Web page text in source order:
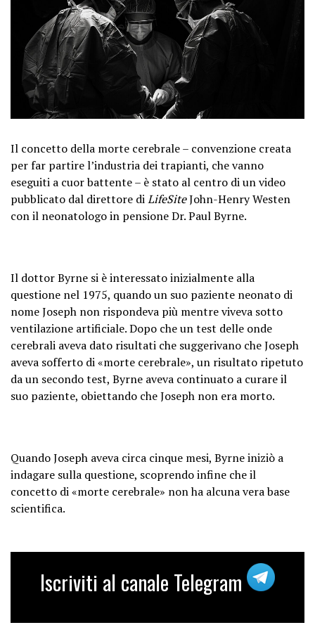
Il concetto della morte cerebrale – convenzione creata
per far partire l’industria dei trapianti, che vanno
eseguiti a cuor battente – è stato al centro di un video
pubblicato dal direttore diLifeSiteJohn-Henry Westen
con il neonatologo in pensione Dr. Paul Byrne.
Il dottor Byrne si è interessato inizialmente alla
questione nel 1975, quando un suo paziente neonato di
nome Joseph non rispondeva più mentre viveva sotto
ventilazione artificiale. Dopo che un test delle onde
cerebrali aveva dato risultati che suggerivano che Joseph
aveva sofferto di «morte cerebrale», un risultato ripetuto
da un secondo test, Byrne aveva continuato a curare il
suo paziente, obiettando che Joseph non era morto.
Quando Joseph aveva circa cinque mesi, Byrne iniziò a
indagare sulla questione, scoprendo infine che il
concetto di «morte cerebrale» non ha alcuna vera base
scientifica.
Iscriviti al canale Telegram